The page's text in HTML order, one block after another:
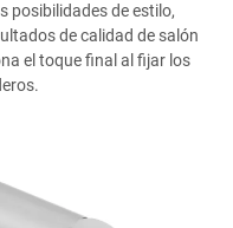
posibilidades de estilo,
de calidad de salón
el toque final al fijar los